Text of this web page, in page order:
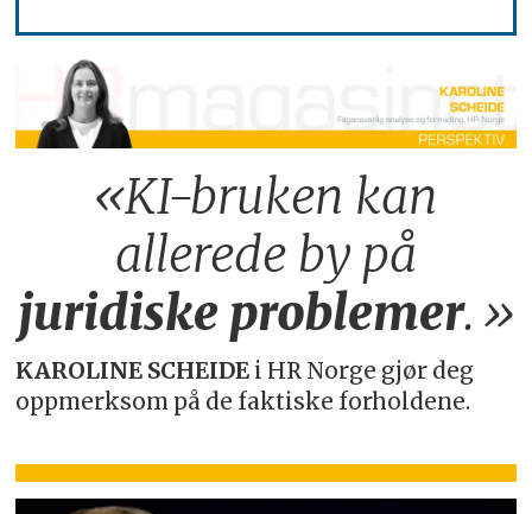
«KI-bruken kan
allerede by på
juridiske problemer.»
KAROLINE SCHEIDE i HR Norge gjør deg
oppmerksom på de faktiske forholdene.